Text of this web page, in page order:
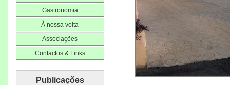
Gastronomia
À nossa volta
Associações
Contactos & Links
Publicações